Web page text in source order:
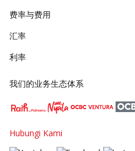
费率与费用
汇率
利率
我们的业务生态体系
Hubungi Kami